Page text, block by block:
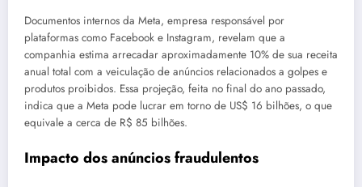
Documentos internos da Meta, empresa responsável por
plataformas como Facebook e Instagram, revelam que a
companhia estima arrecadar aproximadamente 10% de sua receita
anual total com a veiculação de anúncios relacionados a golpes e
produtos proibidos. Essa projeção, feita no final do ano passado,
indica que a Meta pode lucrar em torno de US$ 16 bilhões, o que
equivale a cerca de R$ 85 bilhões.
Impacto dos anúncios fraudulentos